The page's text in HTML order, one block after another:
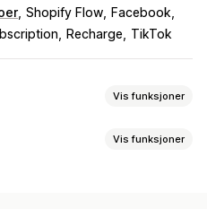
Shopify Flow
Facebook
Recharge TikTok
Vis funksjoner
Vis funksjoner